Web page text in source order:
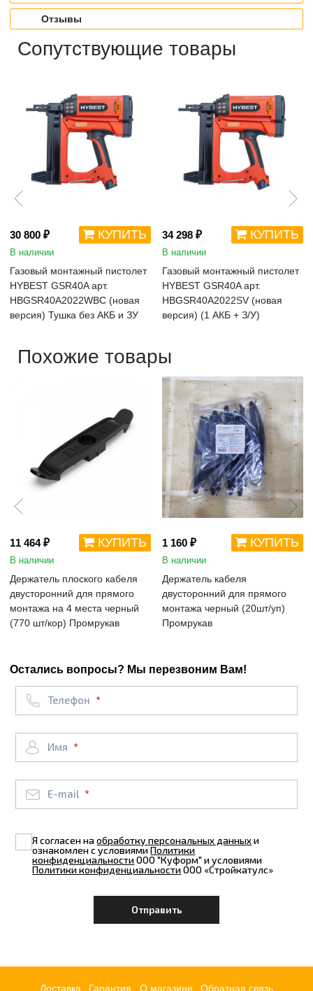
Отзывы
Сопутствующие товары
30 800 ₽ КУПИТЬ
В наличии
Газовый монтажный пистолет
HYBEST GSR40A арт.
HBGSR40A2022WBC (новая
версия) Тушка без АКБ и ЗУ
34 298 ₽ КУПИТЬ
В наличии
Газовый монтажный пистолет
HYBEST GSR40A арт.
HBGSR40A2022SV (новая
версия) (1 АКБ + З/У)
Похожие товары
11 464 ₽ КУПИТЬ
В наличии
Держатель плоского кабеля
двусторонний для прямого
монтажа на 4 места черный
(770 шт/кор) Промрукав
1 160 ₽ КУПИТЬ
В наличии
Держатель кабеля
двусторонний для прямого
монтажа черный (20шт/уп)
Промрукав
Остались вопросы? Мы перезвоним Вам!
Телефон
Имя
E-mail
Я согласен наобработку персональных данныхи
ознакомлен с условиямиПолитики
конфиденциальностиООО "Куформ" и условиями
Политики конфиденциальностиООО «Стройкатулс»
Доставка Гарантия О магазине Обратная связь